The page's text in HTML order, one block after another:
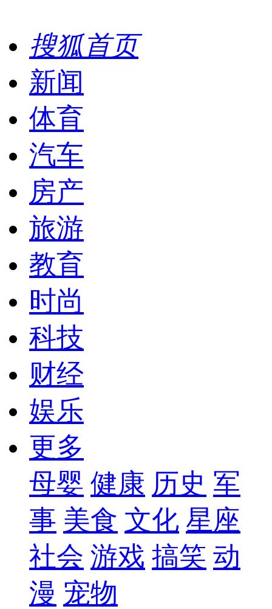
搜狐首页
新闻
体育
汽车
房产
旅游
教育
时尚
科技
财经
娱乐
更多
母婴 健康 历史 军
事 美食 文化 星座
社会 游戏 搞笑 动
漫 宠物